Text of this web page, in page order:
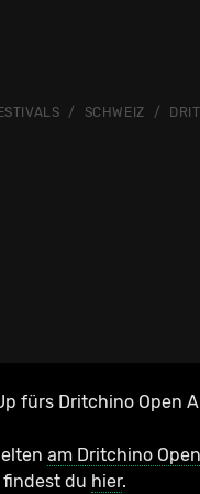
SCHWEIZ
fürs Dritchino Open
am Dritchino
du hier.